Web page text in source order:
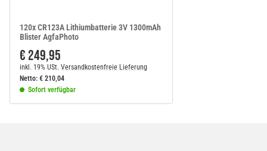
120x CR123A Lithiumbatterie 3V 1300mAh
Blister AgfaPhoto
€ 249,95
inkl. 19% USt. Versandkostenfreie Lieferung
Netto: € 210,04
Sofort verfügbar